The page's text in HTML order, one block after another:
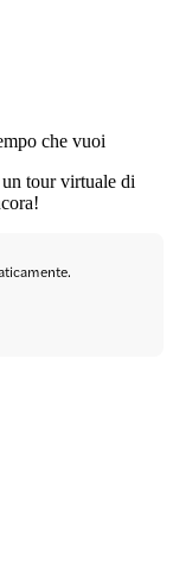
che vuoi
tour virtuale di